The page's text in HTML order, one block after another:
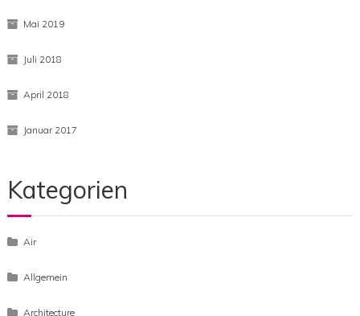
September 2019
Juni 2019
Mai 2019
Juli 2018
Januar 2017
Air